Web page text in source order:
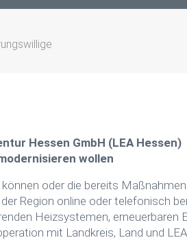
Hessen GmbH (LEA Hessen)
wollen
oder die bereits
Region online oder telefonisch
Heizsystemen, erneuerbaren
mit Landkreis, Land und